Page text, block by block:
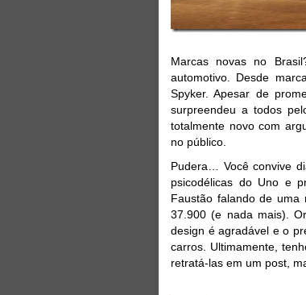
Marcas novas no
automotivo. Desde
Spyker. Apesar de
surpreendeu a todos
totalmente novo com
no público.
Pudera… Você convive
psicodélicas do Uno e
Faustão falando de uma
37.900 (e nada mais).
design é agradável e o
carros. Ultimamente,
retratá-las em um post,